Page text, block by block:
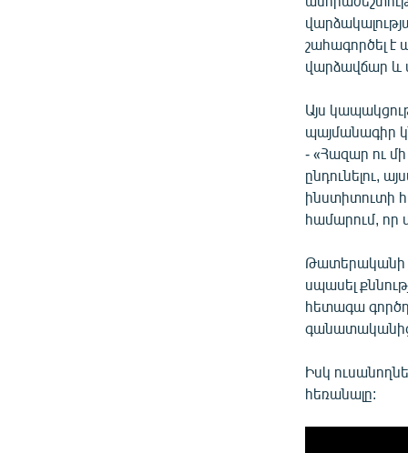
շահագործել
վարձավճար և
Այս
պայմանագիր
- «Հազար ու
ընդունելու,
ինստիտուտի
համարում, որ
Թատերականի
սպասել
հետագա
Իսկ
հեռանալը: